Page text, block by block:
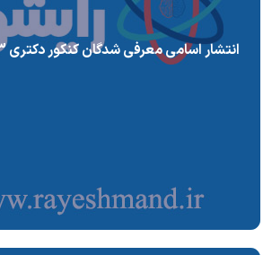
انتشار اسامی معرفی شدگان کنکور دکتری 93 روز دوشنبه